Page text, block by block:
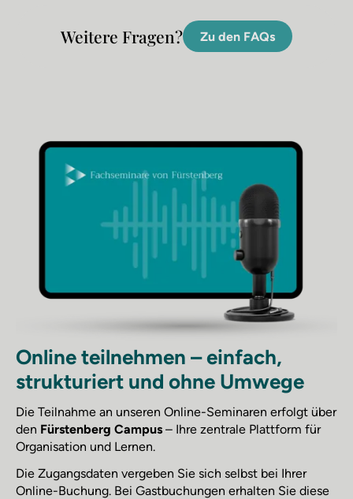
Weitere Fragen? Zu den FAQs
Online teilnehmen – einfach,
strukturiert und ohne Umwege
Die Teilnahme an unseren Online-Seminaren erfolgt über
den Fürstenberg Campus – Ihre zentrale Plattform für
Organisation und Lernen.
Die Zugangsdaten vergeben Sie sich selbst bei Ihrer
Online-Buchung. Bei Gastbuchungen erhalten Sie diese